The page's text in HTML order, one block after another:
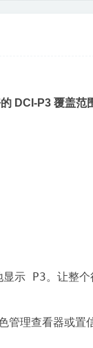
DCI-P3 覆盖范
示 P3。让
理查看器或